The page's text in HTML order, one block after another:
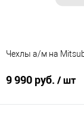
Чехлы а/м на
9 990 руб. / шт